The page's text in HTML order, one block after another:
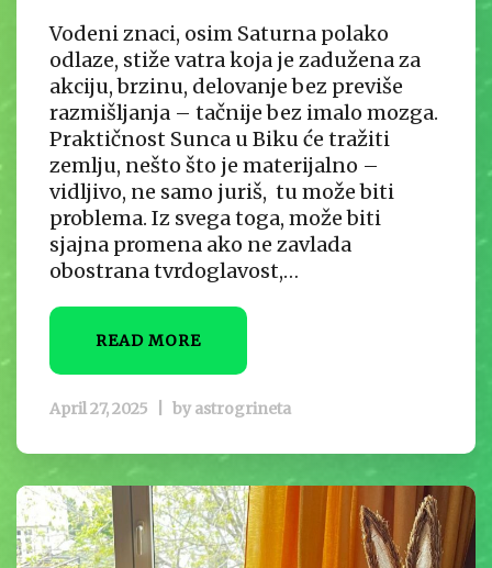
Vodeni znaci, osim Saturna polako
odlaze, stiže vatra koja je zadužena za
akciju, brzinu, delovanje bez previše
razmišljanja – tačnije bez imalo mozga.
Praktičnost Sunca u Biku će tražiti
zemlju, nešto što je materijalno –
vidljivo, ne samo juriš, tu može biti
problema. Iz svega toga, može biti
sjajna promena ako ne zavlada
obostrana tvrdoglavost,…
READ MORE
April 27, 2025 by astrogrineta